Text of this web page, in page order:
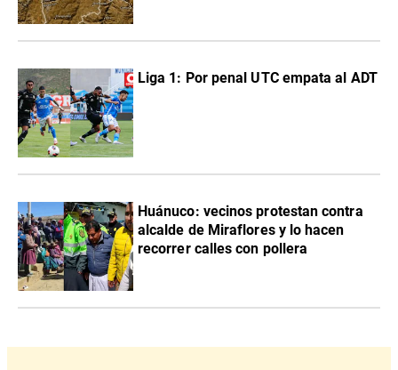
Liga 1: Por penal UTC empata al ADT
Huánuco: vecinos protestan contra
alcalde de Miraflores y lo hacen
recorrer calles con pollera